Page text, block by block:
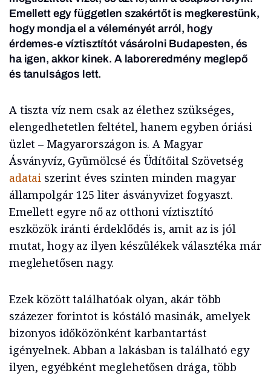
Emellett egy független szakértőt is megkerestünk,
hogy mondja el a véleményét arról, hogy
érdemes-e víztisztítót vásárolni Budapesten, és
ha igen, akkor kinek. A laboreredmény meglepő
és tanulságos lett.
A tiszta víz nem csak az élethez szükséges,
elengedhetetlen feltétel, hanem egyben óriási
üzlet – Magyarországon is. A Magyar
Ásványvíz, Gyümölcsé és Üdítőital Szövetség
adatai szerint éves szinten minden magyar
állampolgár 125 liter ásványvizet fogyaszt.
Emellett egyre nő az otthoni víztisztító
eszközök iránti érdeklődés is, amit az is jól
mutat, hogy az ilyen készülékek választéka már
meglehetősen nagy.
Ezek között találhatóak olyan, akár több
százezer forintot is kóstáló masinák, amelyek
bizonyos időközönként karbantartást
igényelnek. Abban a lakásban is található egy
ilyen, egyébként meglehetősen drága, több